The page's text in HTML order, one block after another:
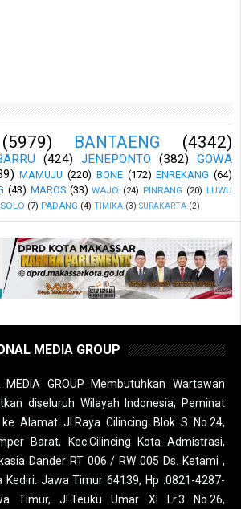
(5979) BANTAENG (4342)
(424) JENEPONTO (382)
GOWA
MAMUJU (220) BONE (172) ENREKANG (64)
(43) MAROS (33) WAJO (24) PINRANG (20) LUWU
SOLO (7) PADANG (4) TIMIKA (3) SURAKARTA (2)
MEDIA GROUP
MEDIA GROUP Membutuhkan Wartawan
diseluruh Wilayah Indonesia, Peminat
Alamat Jl.Raya Cilincing Blok S No.24,
Barat, Kec.Cilincing Kota Admistrasi,
Dander RT 006 / RW 005 Ds. Ketami ,
Kediri. Jawa Timur 64139, Hp :0821-4287-
Timur, Jl.Teuku Umar XI Lr.3 No.26,